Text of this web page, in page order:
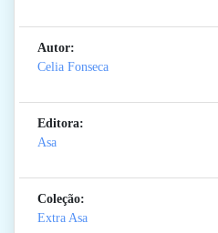
Autor:
Celia Fonseca
Editora:
Asa
Coleção:
Extra Asa